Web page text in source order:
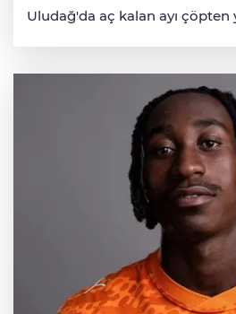
Uludağ'da aç kalan ayı çöpten